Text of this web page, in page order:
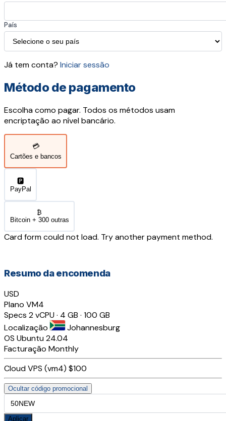
País
Já tem conta? Iniciar sessão
Método de pagamento
Escolha como pagar. Todos os métodos usam
encriptação ao nível bancário.
💳
Cartões e bancos
🅿️
PayPal
₿
Bitcoin + 300 outras
Card form could not load. Try another payment method.
Resumo da encomenda
USD
Plano VM4
Specs 2 vCPU · 4 GB · 100 GB
Localização
Johannesburg
OS Ubuntu 24.04
Facturação Monthly
Cloud VPS (vm4) $100
Ocultar código promocional
Aplicar